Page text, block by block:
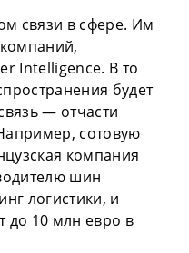
связи в сфере. Им
Intelligence. В то
будет
— отчасти
сотовую
компания
шин
логистики, и
до 10 млн евро в